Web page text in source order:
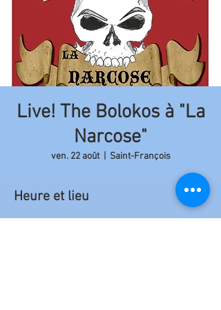
Live! The Bolokos à "La
Narcose"
ven. 22 août
  |
Saint-François
Heure et lieu